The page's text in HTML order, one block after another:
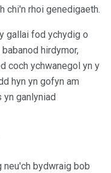
chi'n rhoi genedigaeth.
gallai fod ychydig o
hirdymor,
coch ychwanegol yn y
hyn yn gofyn am
yn ganlyniad
neu'ch bydwraig bob